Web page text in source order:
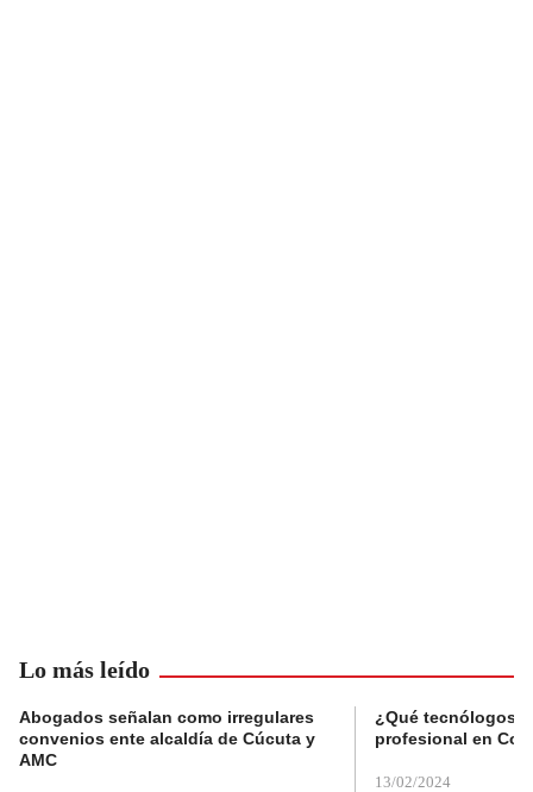
Lo más leído
Abogados señalan como irregulares
convenios ente alcaldía de Cúcuta y
AMC
¿Qué tecnólogos
profesional en
13/02/2024